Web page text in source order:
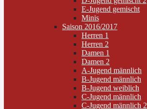
E-Jugend gemischt
Minis
Saison 2016/2017
Herren 1
Herren 2
Damen 1
Damen 2
A-Jugend männlich
B-Jugend männlich
B-Jugend weiblich
C-Jugend männlich
C-Jugend männlich 2